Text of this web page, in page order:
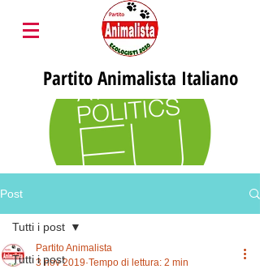
PartitoAnimalista Italiano
Post
Tutti i post
Tutti i post
Partito Animalista
3 nov 2019 Tempo di lettura: 2 min